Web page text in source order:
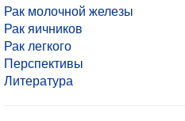
Рак молочной железы
Рак яичников
Рак легкого
Перспективы
Литература